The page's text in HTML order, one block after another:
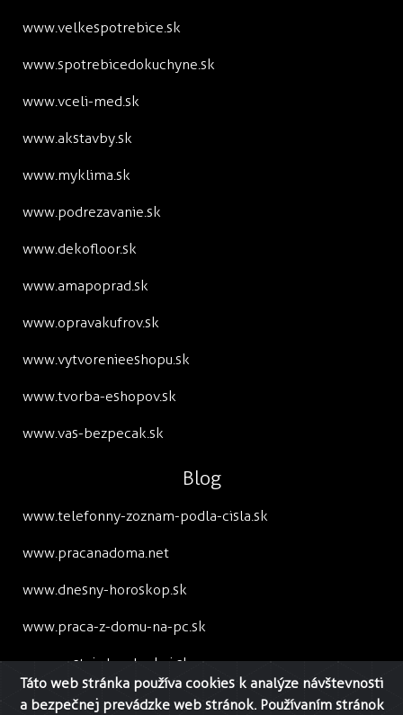
Táto web stránka používa cookies k analýze návštevnosti
a bezpečnej prevádzke web stránok. Používaním stránok
www.velkespotrebice.sk
www.spotrebicedokuchyne.sk
www.vceli-med.sk
www.akstavby.sk
www.myklima.sk
www.podrezavanie.sk
www.dekofloor.sk
www.amapoprad.sk
www.opravakufrov.sk
www.vytvorenieeshopu.sk
www.tvorba-eshopov.sk
www.vas-bezpecak.sk
Blog
www.telefonny-zoznam-podla-cisla.sk
www.pracanadoma.net
www.dnesny-horoskop.sk
www.praca-z-domu-na-pc.sk
www.cestuj-dovolenkuj.sk
www.cestovny-poriadok.eu